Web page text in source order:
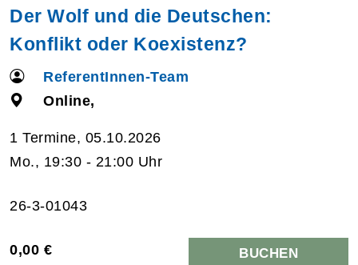
Der Wolf und die Deutschen:
Konflikt oder Koexistenz?
ReferentInnen-Team
Online,
1 Termine, 05.10.2026
Mo., 19:30 - 21:00 Uhr
26-3-01043
0,00 € BUCHEN